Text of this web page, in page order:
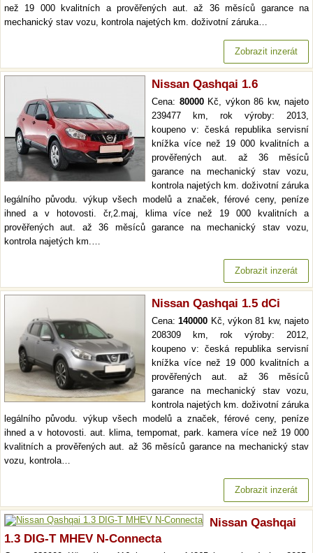
než 19 000 kvalitních a prověřených aut. až 36 měsíců garance na
mechanický stav vozu, kontrola najetých km. doživotní záruka…
Zobrazit inzerát
Nissan Qashqai 1.6
Cena: 80000Kč, výkon 86 kw, najeto
239477 km, rok výroby: 2013,
koupeno v: česká republika servisní
knížka více než 19 000 kvalitních a
prověřených aut. až 36 měsíců
garance na mechanický stav vozu,
kontrola najetých km. doživotní záruka
legálního původu. výkup všech modelů a značek, férové ceny, peníze
ihned a v hotovosti. čr,2.maj, klima více než 19 000 kvalitních a
prověřených aut. až 36 měsíců garance na mechanický stav vozu,
kontrola najetých km.…
Zobrazit inzerát
Nissan Qashqai 1.5 dCi
Cena:140000 Kč, výkon 81 kw, najeto
208309 km, rok výroby: 2012,
koupeno v: česká republika servisní
knížka více než 19 000 kvalitních a
prověřených aut. až 36 měsíců
garance na mechanický stav vozu,
kontrola najetých km. doživotní záruka
legálního původu. výkup všech modelů a značek, férové ceny, peníze
ihned a v hotovosti. aut. klima, tempomat, park. kamera více než 19 000
kvalitních a prověřených aut. až 36 měsíců garance na mechanický stav
vozu, kontrola…
Zobrazit inzerát
Nissan Qashqai
1.3 DIG-T MHEV N-Connecta